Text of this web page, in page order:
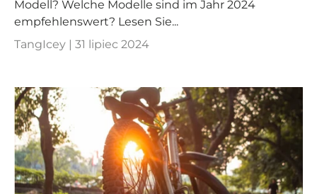
Modell? Welche Modelle sind im Jahr 2024
empfehlenswert? Lesen Sie...
TangIcey | 31 lipiec 2024